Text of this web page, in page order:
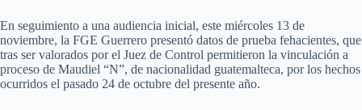
En seguimiento a una audiencia inicial, este miércoles 13 de
noviembre, la FGE Guerrero presentó datos de prueba fehacientes, que
tras ser valorados por el Juez de Control permitieron la vinculación a
proceso de Maudiel “N”, de nacionalidad guatemalteca, por los hechos
ocurridos el pasado 24 de octubre del presente año.